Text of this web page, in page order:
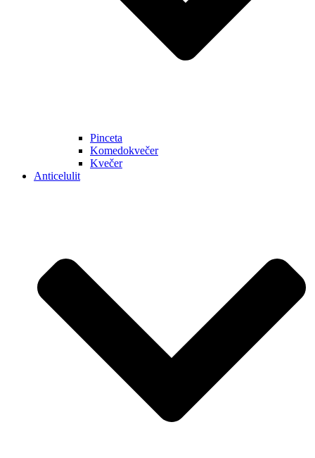
Pinceta
Komedokvečer
Kvečer
Anticelulit